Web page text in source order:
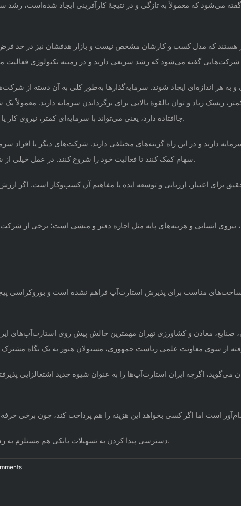
می‌شود که معمولاً به تازگی و در نتیجهٔ کارآفرینی ایجاد شده‌است، رشد
هستند که مدل کسب و کارشان مشخص نیست و بازار هدفشان نیز در حد
به هر اندازه‌ای ایجاد شوند. سرمایه‌گذارها به‌طور کلی به آن دسته از
کمتر، ریسک زیاد و توان بالقوهٔ بالایی برای برگرداندن سرمایه دارند.
جاافتاده دارد، یعنی می‌تواند با سرمایه‌ای کمتر، نیروی کار یا زمینهٔ رشد بیشتری نسبت به شرکت‌های قدیمی داشته باشد.
دارند و در این راه گزینه‌های مختلفی دارند. شرکت‌های دیگر یا افراد
سهام کمک کنند تا فعالیت خود را شروع کنند. در عمل خیلیسرمایه‌گذاری می‌شوند.
برای اعتبار، ارزیابی و توسعه ایده یا مفاهیم آن کسب‌وکار است.
نیروی انسانی و هزینه‌های پایه مثل اجاره دفتر و منشی است؛ برخی از
مناسب برای پذیرش استارت‌آپ فراهم نشده است و بوروکراسی
صنایع، معادن و کشاورزی تهران مهمترین چالش پیش روی استارت‌آپ‌های
اگرچه ایران استارت‌آپ‌ها را به عنوان شیوه جدید اشتغالزایی
دسترسی پیدا کردن به تسهیلات بانکی هم مستلزم به رسمیت شناخته شدن آن استارت‌آپ از سوی وزارت کار است.